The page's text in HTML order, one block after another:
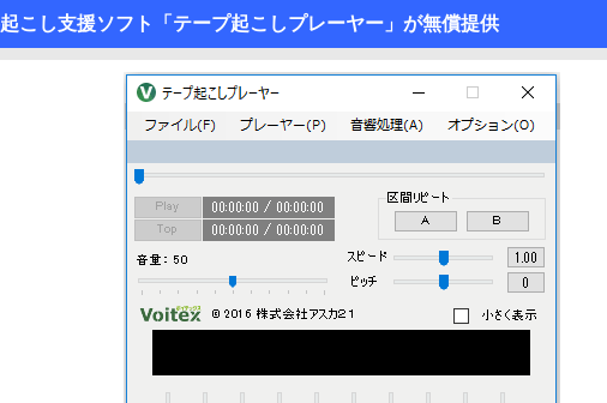
こし支援ソフト「テープ起こしプレーヤー」が無償提供